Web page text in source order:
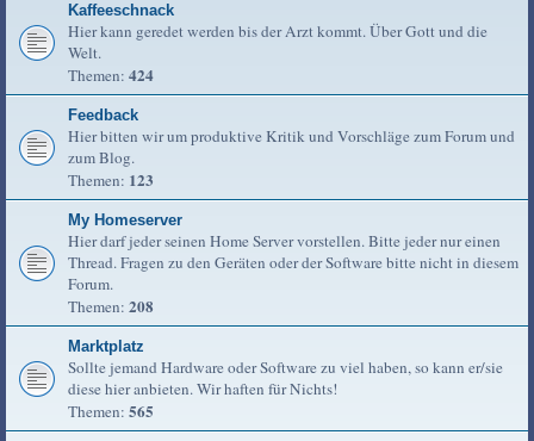
Kaffeeschnack
Hier kann geredet werden bis der Arzt kommt. Über Gott und die
Welt.
Themen: 424
Feedback
Hier bitten wir um produktive Kritik und Vorschläge zum Forum und
zum Blog.
Themen: 123
My Homeserver
Hier darf jeder seinen Home Server vorstellen. Bitte jeder nur einen
Thread. Fragen zu den Geräten oder der Software bitte nicht in diesem
Forum.
Themen: 208
Marktplatz
Sollte jemand Hardware oder Software zu viel haben, so kann er/sie
diese hier anbieten. Wir haften für Nichts!
Themen: 565